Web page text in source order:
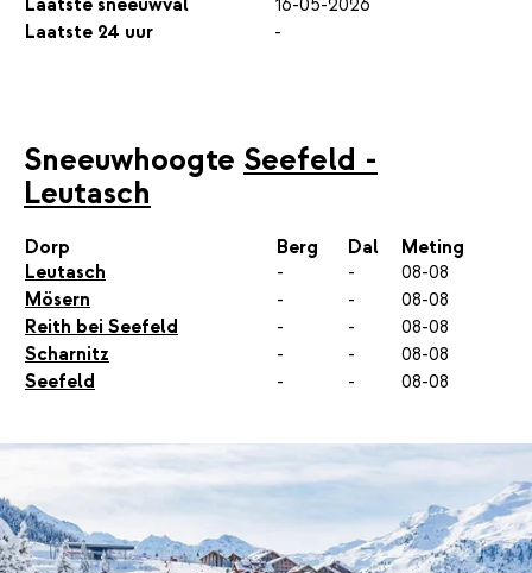
Laatste sneeuwval
16-05-2026
Laatste 24 uur
-
Sneeuwhoogte Seefeld -
Leutasch
Dorp Berg Dal
Meting
Leutasch
- -
08-08
Mösern
- -
08-08
Reith bei Seefeld
- -
08-08
Scharnitz
- -
08-08
Seefeld
- - 08-08